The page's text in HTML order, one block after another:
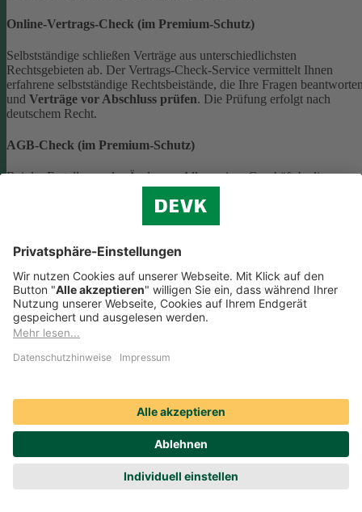
Online-Vertrags-Check (im Premium-Schutz)
Selbstständige schließen Verträge aus unterschiedlichsten
Rechtsgebieten ab. Der Vertrags-Check-Service vermittelt Ihnen
erfahrene selbstständige Rechtsbeistände, die Ihre Fragen
und Verträge vor Abschluss prüfen. Die Prüfung erfolgt nach
deutschem Recht.
AGB-Check (im Premium-Schutz)
Bei der Erstellung oder Änderung Allgemeiner
(AGB) ist eine Vielzahl rechtlicher Vorschriften zu beachten. Wir
helfen Ihnen dabei und vermitteln Ihnen versierte selbstständige
Online-Portal der DAHAG Rechtsservices AG angeboten.
Beratungs-Rechtsschutz bei Unternehmensnachfolge
Wenn Sie Ihre Firma an eine Nachfolgerin oder einen Nachfolger
kompetente, selbstständige Rechtsanwältinnen und Rechtsanwälte,
Rechtsschutz an:0221 757-1996.
Produktservices Krankenversicherung: Welche
Vorteile bietet mir die Krankenversicherungs-App der
DEVK?